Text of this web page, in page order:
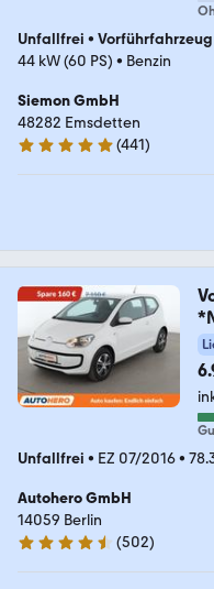
Unfallfrei • Vorführfahrzeug
44 kW (60 PS) • Benzin
Siemon GmbH
48282 Emsdetten
4.9 Sterne
(441)
Unfallfrei • EZ 07/2016•
Autohero GmbH
14059 Berlin
4.5 Sterne
(502)